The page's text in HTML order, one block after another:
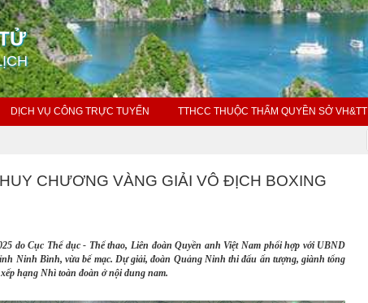
DỊCH VỤ CÔNG TRỰC TUYẾN TTHCC THUỘC THẨM QUYỀN SỞ VH&TT
CHƯƠNG VÀNG GIẢI VÔ ĐỊCH BOXING
do Cục Thể dục - Thể thao, Liên đoàn Quyền anh Việt Nam phối hợp với UBND
Ninh Bình, vừa bế mạc. Dự giải, đoàn Quảng Ninh thi đấu ấn tượng, giành tổng
hạng Nhì toàn đoàn ở nội dung nam.